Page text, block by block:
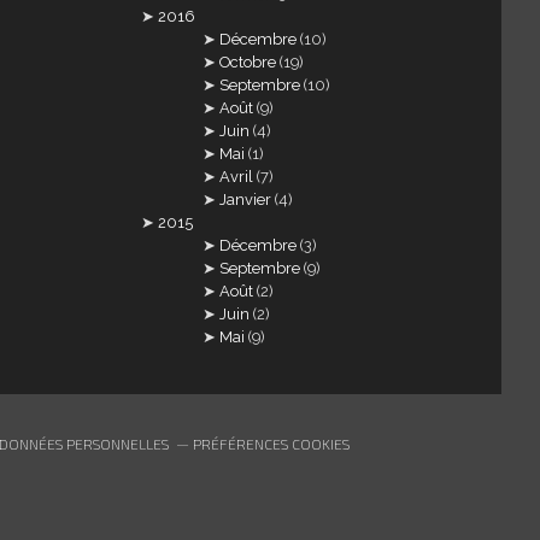
2016
Décembre (10)
Octobre (19)
Septembre (10)
Août (9)
Juin (4)
Mai (1)
Avril (7)
Janvier (4)
2015
Décembre (3)
Septembre (9)
Août (2)
Juin (2)
Mai (9)
PERSONNELLES PRÉFÉRENCES COOKIES